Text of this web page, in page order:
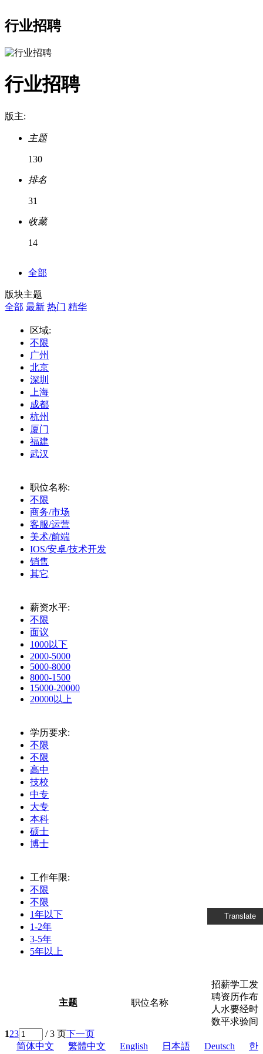
行业招聘
行业招聘
版主:
主题
130
排名
31
收藏
14
全部
版块主题
全部 最新 热门 精华
区域:
不限
广州
北京
深圳
上海
成都
杭州
厦门
福建
武汉
职位名称:
不限
商务/市场
客服/运营
美术/前端
IOS/安卓/技术开发
销售
其它
薪资水平:
不限
面议
1000以下
2000-5000
5000-8000
8000-1500
15000-20000
20000以上
学历要求:
不限
不限
高中
技校
中专
大专
本科
硕士
博士
工作年限:
不限
不限
1年以下
1-2年
3-5年
5年以上
主题 职位名称
招
聘
人
数
薪
资
水
平
学
历
要
求
工
作
经
验
发
布
时
间
123 / 3 页下一页
Translate
简体中文 繁體中文 English 日本語 Deutsch 한